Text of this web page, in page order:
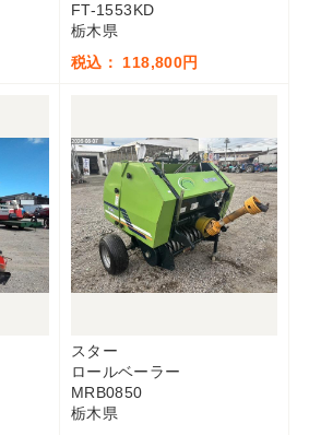
FT-1553KD
栃木県
税込： 118,800円
スター
ロールベーラー
MRB0850
栃木県